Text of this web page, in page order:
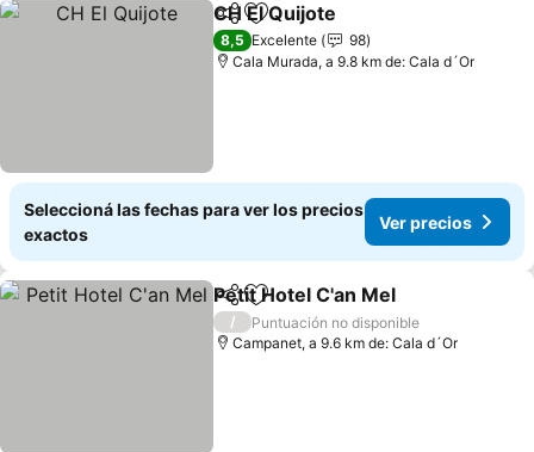
CompartirAñadir a favoritos
CH El Quijote
8,5 Excelente
98
Cala Murada, a 9.8 km de: Cala d´Or
Seleccioná las fechas para ver los precios
exactos
Ver precios
CompartirAñadir a favoritos
Petit Hotel C'an Mel
/
Puntuación no disponible
Campanet, a 9.6 km de: Cala d´Or